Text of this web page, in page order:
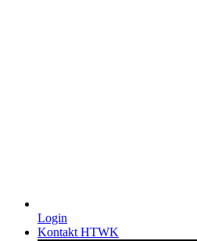
Login
Kontakt HTWK